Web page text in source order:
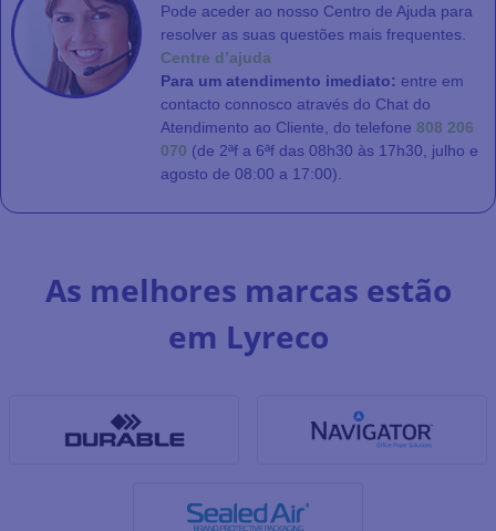
Pode aceder ao nosso Centro de Ajuda para
resolver as suas questões mais frequentes.
Centre d’ajuda
Para um atendimento imediato: entre em
contacto connosco através do Chat do
Atendimento ao Cliente, do telefone 808 206
070 (de 2ªf a 6ªf das 08h30 às 17h30, julho e
agosto de 08:00 a 17:00).
As melhores marcas estão
em Lyreco